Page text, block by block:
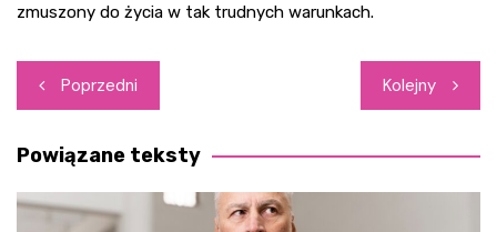
zmuszony do życia w tak trudnych warunkach.
Nawigacja
wpisu
Poprzedni Kolejny
Powiązane teksty